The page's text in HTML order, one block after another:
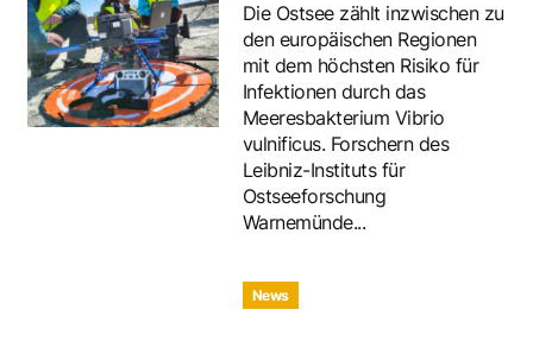
Die Ostsee zählt inzwischen zu
den europäischen Regionen
mit dem höchsten Risiko für
Infektionen durch das
Meeresbakterium Vibrio
vulnificus. Forschern des
Leibniz-Instituts für
Ostseeforschung
Warnemünde...
News